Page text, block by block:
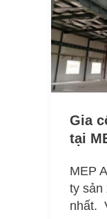
Gia
tại
MEP
ty sản
nhất.
sản
xuất
ống
gió
giá
rẻ
tại
MEP